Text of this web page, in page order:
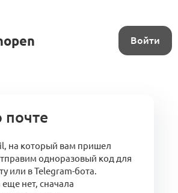
Войти
почте
на который вам пришел
одноразовый код для
или в Telegram-бота.
еще нет, сначала